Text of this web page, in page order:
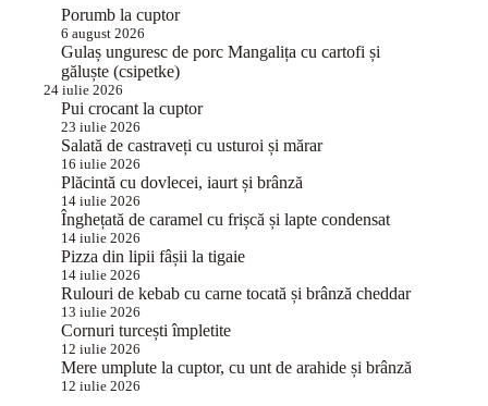
Porumb la cuptor
6 august 2026
Gulaș unguresc de porc Mangalița cu cartofi și
găluște (csipetke)
24 iulie 2026
Pui crocant la cuptor
23 iulie 2026
Salată de castraveți cu usturoi și mărar
16 iulie 2026
Plăcintă cu dovlecei, iaurt și brânză
14 iulie 2026
Înghețată de caramel cu frișcă și lapte condensat
14 iulie 2026
Pizza din lipii fâșii la tigaie
14 iulie 2026
Rulouri de kebab cu carne tocată și brânză cheddar
13 iulie 2026
Cornuri turcești împletite
12 iulie 2026
Mere umplute la cuptor, cu unt de arahide și brânză
12 iulie 2026